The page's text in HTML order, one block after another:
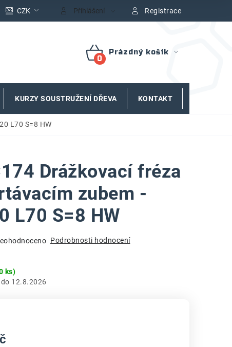
CZK Přihlášení Registrace
NÁKUPNÍ
Prázdný košík
KURZY SOUSTRUŽENÍ DŘEVA KONTAKT
L70 S=8 HW
Drážkovací fréza
zubem -
L70 S=8 HW
Podrobnosti hodnocení
ks)
12.8.2026